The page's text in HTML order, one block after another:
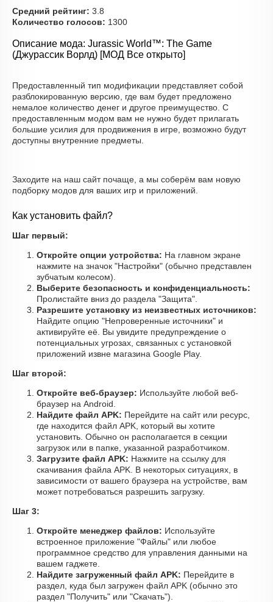
Средний рейтинг: 3.8
Количество голосов: 1300
Описание мода: Jurassic World™: The Game
(Джурассик Ворлд) [МОД Все открыто]
Предоставленный тип модификации представляет собой
разблокированную версию, где вам будет предложено
немалое количество денег и другое преимущество. С
предоставленным модом вам не нужно будет прилагать
большие усилия для продвижения в игре, возможно будут
доступны внутренние предметы.
Заходите на наш сайт почаще, а мы соберём вам новую
подборку модов для ваших игр и приложений.
Как установить файл?
Шаг первый:
Откройте опции устройства: На главном экране
нажмите на значок "Настройки" (обычно представлен
зубчатым колесом).
Выберите безопасность и конфиденциальность:
Пролистайте вниз до раздела "Защита".
Разрешите установку из неизвестных источников:
Найдите опцию "Непроверенные источники" и
активируйте её. Вы увидите предупреждение о
потенциальных угрозах, связанных с установкой
приложений извне магазина Google Play.
Шаг второй:
Откройте веб-браузер: Используйте любой веб-
браузер на Android.
Найдите файл APK: Перейдите на сайт или ресурс,
где находится файл APK, который вы хотите
установить. Обычно он располагается в секции
загрузок или в папке, указанной разработчиком.
Загрузите файл APK: Нажмите на ссылку для
скачивания файла APK. В некоторых ситуациях, в
зависимости от вашего браузера на устройстве, вам
может потребоваться разрешить загрузку.
Шаг 3:
Откройте менеджер файлов: Используйте
встроенное приложение "Файлы" или любое
программное средство для управления данными на
вашем гаджете.
Найдите загруженный файл APK: Перейдите в
раздел, куда был загружен файл APK (обычно это
раздел "Получить" или "Скачать").